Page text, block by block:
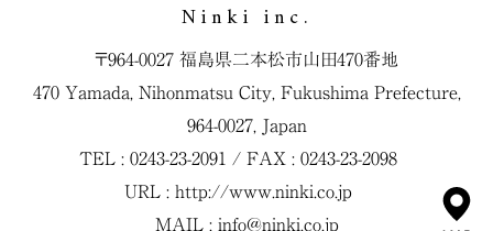
Ninki inc.
〒964-0027 福島県二本松市山田470番地
470 Yamada, Nihonmatsu City, Fukushima Prefecture,
964-0027, Japan
TEL : 0243-23-2091 / FAX : 0243-23-2098
URL : http://www.ninki.co.jp
MAIL : info@ninki.co.jp